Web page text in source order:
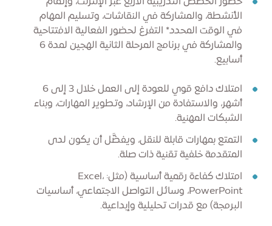
الأنشطة، والمشاركة في النقاشات، وتسليم المهام
في الوقت المحدد* التفرغ لحضور الفعالية الافتتاحية
والمشاركة في برنامج المرحلة الثانية الهجين لمدة 6
أسابيع.
امتلاك دافع قوي للعودة إلى العمل خلال 3 إلى 6
أشهر، والاستفادة من الإرشاد، وتطوير المهارات، وبناء
الشبكات المهنية.
التمتع بمهارات قابلة للنقل، ويفضَّل أن يكون لدى
المتقدمة خلفية تقنية ذات صلة.
امتلاك كفاءة رقمية أساسية (مثل: Excel،
PowerPoint، وسائل التواصل الاجتماعي، أساسيات
البرمجة) مع قدرات تحليلية وإبداعية.